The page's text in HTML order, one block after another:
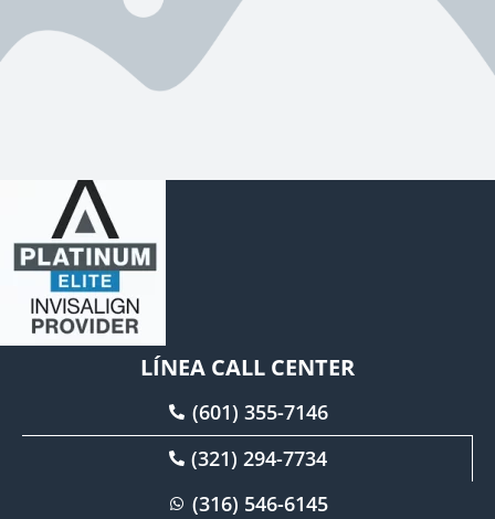
LÍNEA CALL CENTER
(601) 355-7146
(321) 294-7734
(316) 546-6145